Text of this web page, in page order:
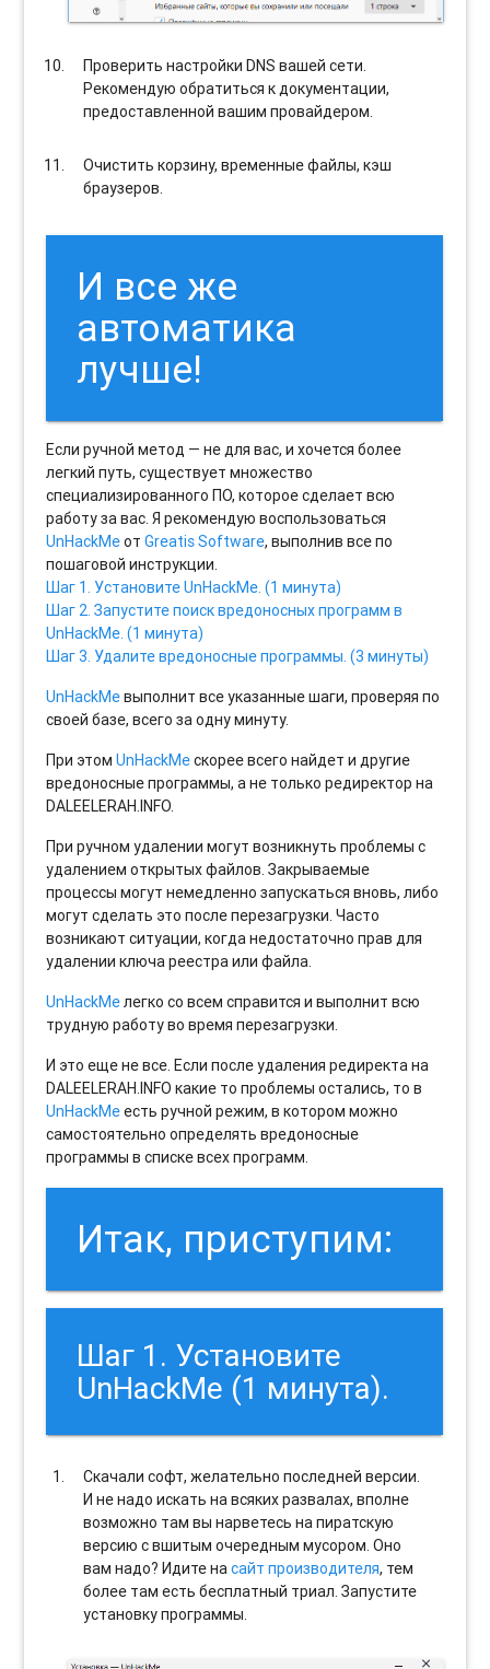
Проверить настройки DNS вашей сети.
Рекомендую обратиться к документации,
предоставленной вашим провайдером.
Очистить корзину, временные файлы, кэш
браузеров.
И все же
автоматика
лучше!
Если ручной метод — не для вас, и хочется более
легкий путь, существует множество
специализированного ПО, которое сделает всю
работу за вас. Я рекомендую воспользоваться
UnHackMeотGreatis Software, выполнив все по
пошаговой инструкции.
Шаг 1. Установите UnHackMe. (1 минута)
Шаг 2. Запустите поиск вредоносных программ в
UnHackMe. (1 минута)
Шаг 3. Удалите вредоносные программы. (3 минуты)
UnHackMeвыполнит все указанные шаги, проверяя по
своей базе, всего за одну минуту.
При этомUnHackMeскорее всего найдет и другие
вредоносные программы, а не только редиректор на
DALEELERAH.INFO.
При ручном удалении могут возникнуть проблемы с
удалением открытых файлов. Закрываемые
процессы могут немедленно запускаться вновь, либо
могут сделать это после перезагрузки. Часто
возникают ситуации, когда недостаточно прав для
удалении ключа реестра или файла.
UnHackMeлегко со всем справится и выполнит всю
трудную работу во время перезагрузки.
И это еще не все. Если после удаления редиректа на
DALEELERAH.INFO какие то проблемы остались, то в
UnHackMeесть ручной режим, в котором можно
самостоятельно определять вредоносные
программы в списке всех программ.
Итак, приступим:
Шаг 1. Установите
UnHackMe (1 минута).
Скачали софт, желательно последней версии.
И не надо искать на всяких развалах, вполне
возможно там вы нарветесь на пиратскую
версию с вшитым очередным мусором. Оно
вам надо? Идите насайт производителя, тем
более там есть бесплатный триал. Запустите
установку программы.